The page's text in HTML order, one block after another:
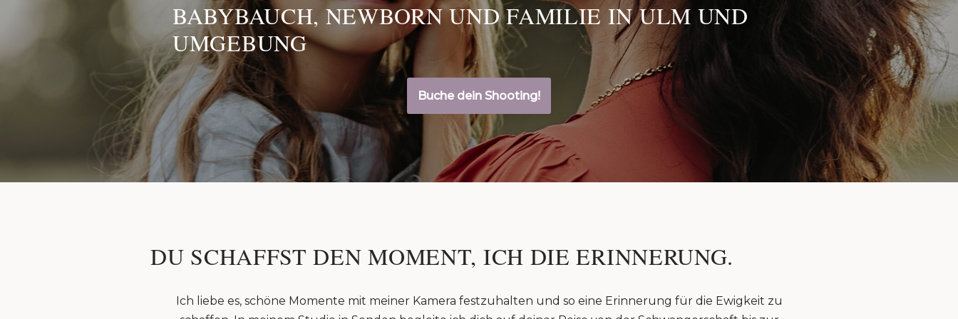
BABYBAUCH, NEWBORN UND FAMILIE IN ULM UND
UMGEBUNG
Buche dein Shooting!
DU SCHAFFST DEN MOMENT, ICH DIE ERINNERUNG.
Ich liebe es, schöne Momente mit meiner Kamera festzuhalten und so eine Erinnerung für die Ewigkeit zu